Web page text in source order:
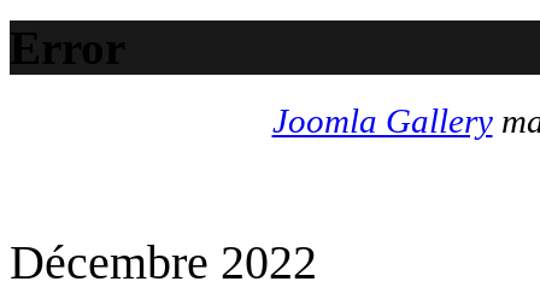
Error
Joomla Gallery
Décembre 2022